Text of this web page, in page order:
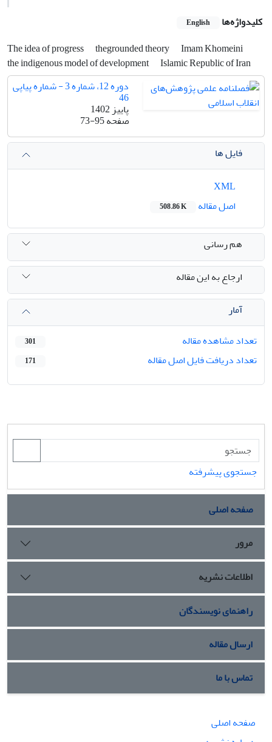
کلیدواژه‌ها English
The idea of progress thegrounded theory
Imam Khomeini
the indigenous model of development Islamic Republic of Iran
دوره 12، شماره 3 - شماره پیاپی
46
پاییز 1402
صفحه73-95
فایل ها
اصل مقاله
508.86 K
هم رسانی
ارجاع به این مقاله
آمار
تعداد مشاهده مقاله
301
تعداد دریافت فایل اصل مقاله 171
جستجوی پیشرفته
صفحه اصلی
مرور
اطلاعات نشریه
راهنمای نویسندگان
ارسال مقاله
تماس با ما
صفحه اصلی